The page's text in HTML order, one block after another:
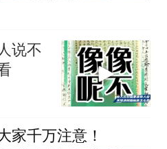
说不
家千万注意！